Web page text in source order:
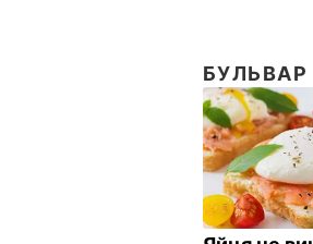
БУЛЬВАР